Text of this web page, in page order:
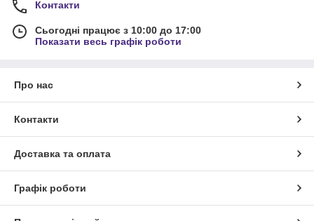
Контакти
Сьогодні працює з 10:00 до 17:00
Показати весь графік роботи
Про нас
Контакти
Доставка та оплата
Графік роботи